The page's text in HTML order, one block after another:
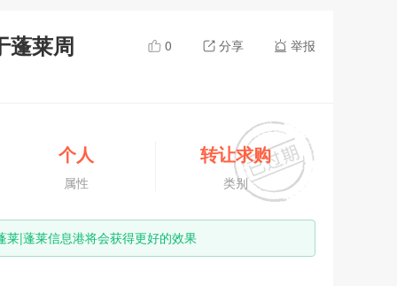
0 分享 举报
蓬莱周
个人
属性
转让求购
类别
莱|蓬莱信息港将会获得更好的效果